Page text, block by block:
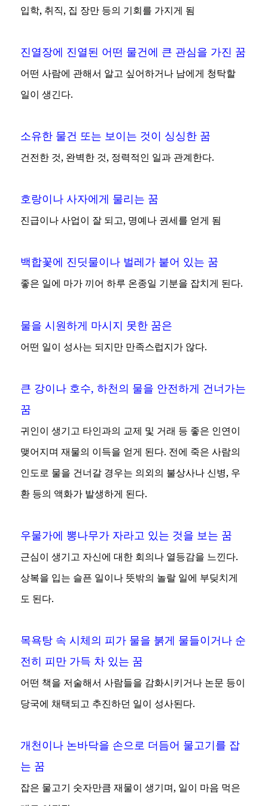
입학, 취직, 집 장만 등의 기회를 가지게 됨
진열장에 진열된 어떤 물건에 큰 관심을 가진 꿈
어떤 사람에 관해서 알고 싶어하거나 남에게 청탁할
일이 생긴다.
소유한 물건 또는 보이는 것이 싱싱한 꿈
건전한 것, 완벽한 것, 정력적인 일과 관계한다.
호랑이나 사자에게 물리는 꿈
진급이나 사업이 잘 되고, 명예나 권세를 얻게 됨
백합꽃에 진딧물이나 벌레가 붙어 있는 꿈
좋은 일에 마가 끼어 하루 온종일 기분을 잡치게 된다.
물을 시원하게 마시지 못한 꿈은
어떤 일이 성사는 되지만 만족스럽지가 않다.
큰 강이나 호수, 하천의 물을 안전하게 건너가는
꿈
귀인이 생기고 타인과의 교제 및 거래 등 좋은 인연이
맺어지며 재물의 이득을 얻게 된다. 전에 죽은 사람의
인도로 물을 건너갈 경우는 의외의 불상사나 신병, 우
환 등의 액화가 발생하게 된다.
우물가에 뽕나무가 자라고 있는 것을 보는 꿈
근심이 생기고 자신에 대한 회의나 열등감을 느낀다.
상복을 입는 슬픈 일이나 뜻밖의 놀랄 일에 부딪치게
도 된다.
목욕탕 속 시체의 피가 물을 붉게 물들이거나 순
전히 피만 가득 차 있는 꿈
어떤 책을 저술해서 사람들을 감화시키거나 논문 등이
당국에 채택되고 추진하던 일이 성사된다.
개천이나 논바닥을 손으로 더듬어 물고기를 잡
는 꿈
잡은 물고기 숫자만큼 재물이 생기며, 일이 마음 먹은